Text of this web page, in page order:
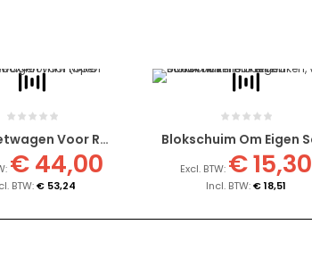
Onderzetwagen Voor RAKO Bakken 600x400mm (open Trolley)
€ 53,24
€ 44,00
€ 18,51
€ 15,30